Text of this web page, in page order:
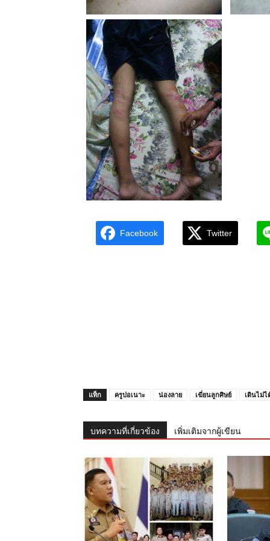
Facebook Twitter
แท็ก ครูปอเนาะ น่องลาย เฆี่ยนลูกศิษย์ เดินไม่ไ
บทความที่เกี่ยวข้อง เพิ่มเติมจากผู้เขียน